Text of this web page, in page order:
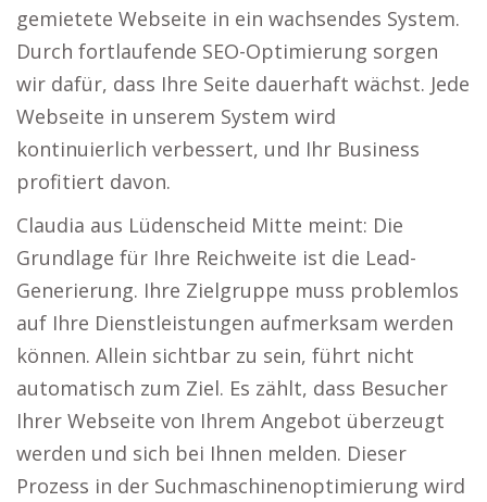
gemietete Webseite in ein wachsendes System.
Durch fortlaufende SEO-Optimierung sorgen
wir dafür, dass Ihre Seite dauerhaft wächst. Jede
Webseite in unserem System wird
kontinuierlich verbessert, und Ihr Business
profitiert davon.
Claudia aus Lüdenscheid Mitte meint: Die
Grundlage für Ihre Reichweite ist die Lead-
Generierung. Ihre Zielgruppe muss problemlos
auf Ihre Dienstleistungen aufmerksam werden
können. Allein sichtbar zu sein, führt nicht
automatisch zum Ziel. Es zählt, dass Besucher
Ihrer Webseite von Ihrem Angebot überzeugt
werden und sich bei Ihnen melden. Dieser
Prozess in der Suchmaschinenoptimierung wird